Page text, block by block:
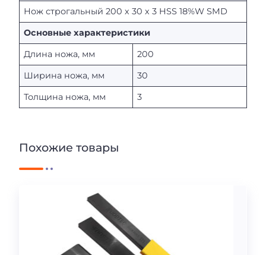
Нож строгальный 200 х 30 х 3 HSS 18%W SMD
Основные характеристики
Длина ножа, мм
200
Ширина ножа, мм
30
Толщина ножа, мм
3
Похожие товары